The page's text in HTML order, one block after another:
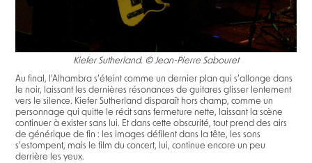
Kiefer Sutherland. © Jean-Pierre Sabouret
Au final, l’Alhambra s’éteint comme un dernier plan qui s’allonge dans
le noir, laissant les dernières résonances de guitares glisser lentement
vers le silence. Kiefer Sutherland disparaît hors champ, comme un
personnage qui quitte le récit sans fermeture nette, laissant la scène
continuer à exister sans lui. Et dans cette obscurité, tout prend des airs
de générique de fin : les images défilent dans la tête, les sons
s’estompent, mais le film du concert, lui, continue encore un peu
derrière les yeux.